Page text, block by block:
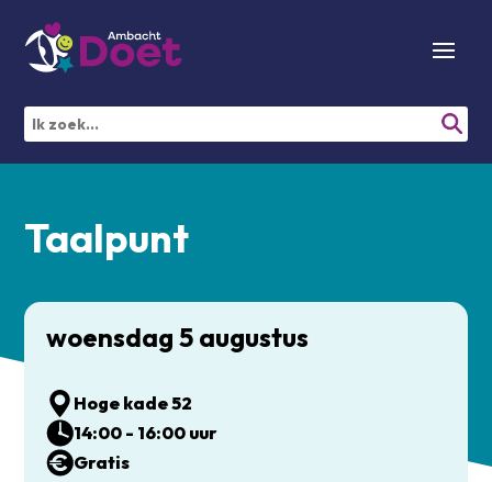
Taalpunt
woensdag 5 augustus
Hoge kade 52
14:00 - 16:00 uur
Gratis